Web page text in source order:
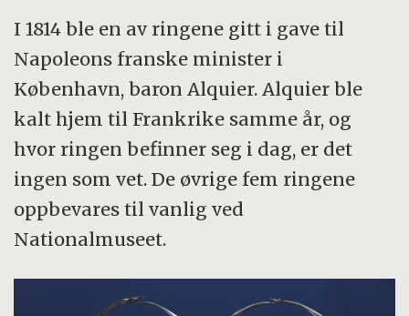
I 1814 ble en av ringene gitt i gave til
Napoleons franske minister i
København, baron Alquier. Alquier ble
kalt hjem til Frankrike samme år, og
hvor ringen befinner seg i dag, er det
ingen som vet. De øvrige fem ringene
oppbevares til vanlig ved
Nationalmuseet.